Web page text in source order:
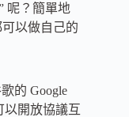
呢？簡單地
以做自己的
的 Google
以開放協議互